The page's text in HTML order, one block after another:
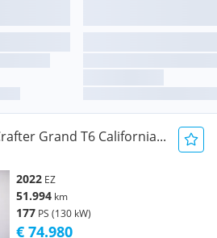
Grand T6 California...
2022 EZ
51.994 km
177 PS (130 kW)
€ 74.980